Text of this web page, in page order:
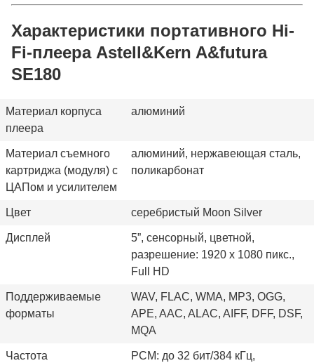
Характеристики портативного Hi-
Fi-плеера Astell&Kern A&futura
SE180
Материал корпуса
плеера
алюминий
Материал съемного
картриджа (модуля) с
ЦАПом и усилителем
алюминий, нержавеющая сталь,
поликарбонат
Цвет серебристый Moon Silver
Дисплей
5”, сенсорный, цветной,
разрешение: 1920 x 1080 пикс.,
Full HD
Поддерживаемые
форматы
WAV, FLAC, WMA, MP3, OGG,
APE, AAC, ALAC, AIFF, DFF, DSF,
MQA
Частота PCM: до 32 бит/384 кГц,